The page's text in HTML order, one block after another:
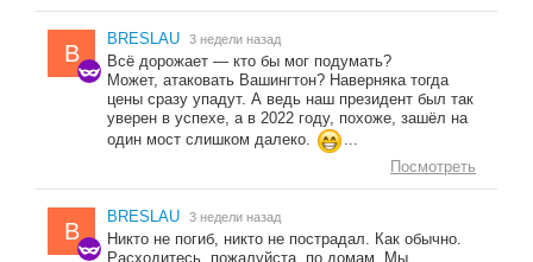
B
BRESLAU 3 недели назад
Всё дорожает — кто бы мог подумать?
Может, атаковать Вашингтон? Наверняка тогда
цены сразу упадут. А ведь наш президент был так
уверен в успехе, а в 2022 году, похоже, зашёл на
один мост слишком далеко.
...
Посмотреть
B
BRESLAU 3 недели назад
Никто не погиб, никто не пострадал. Как обычно.
Расходитесь, пожалуйста, по домам. Мы